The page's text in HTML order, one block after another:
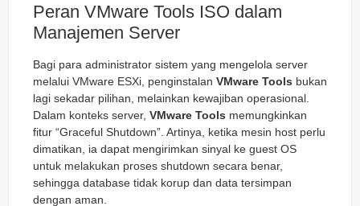
Peran VMware Tools ISO dalam
Manajemen Server
Bagi para administrator sistem yang mengelola server
melalui VMware ESXi, penginstalan VMware Tools bukan
lagi sekadar pilihan, melainkan kewajiban operasional.
Dalam konteks server, VMware Tools memungkinkan
fitur “Graceful Shutdown”. Artinya, ketika mesin host perlu
dimatikan, ia dapat mengirimkan sinyal ke guest OS
untuk melakukan proses shutdown secara benar,
sehingga database tidak korup dan data tersimpan
dengan aman.